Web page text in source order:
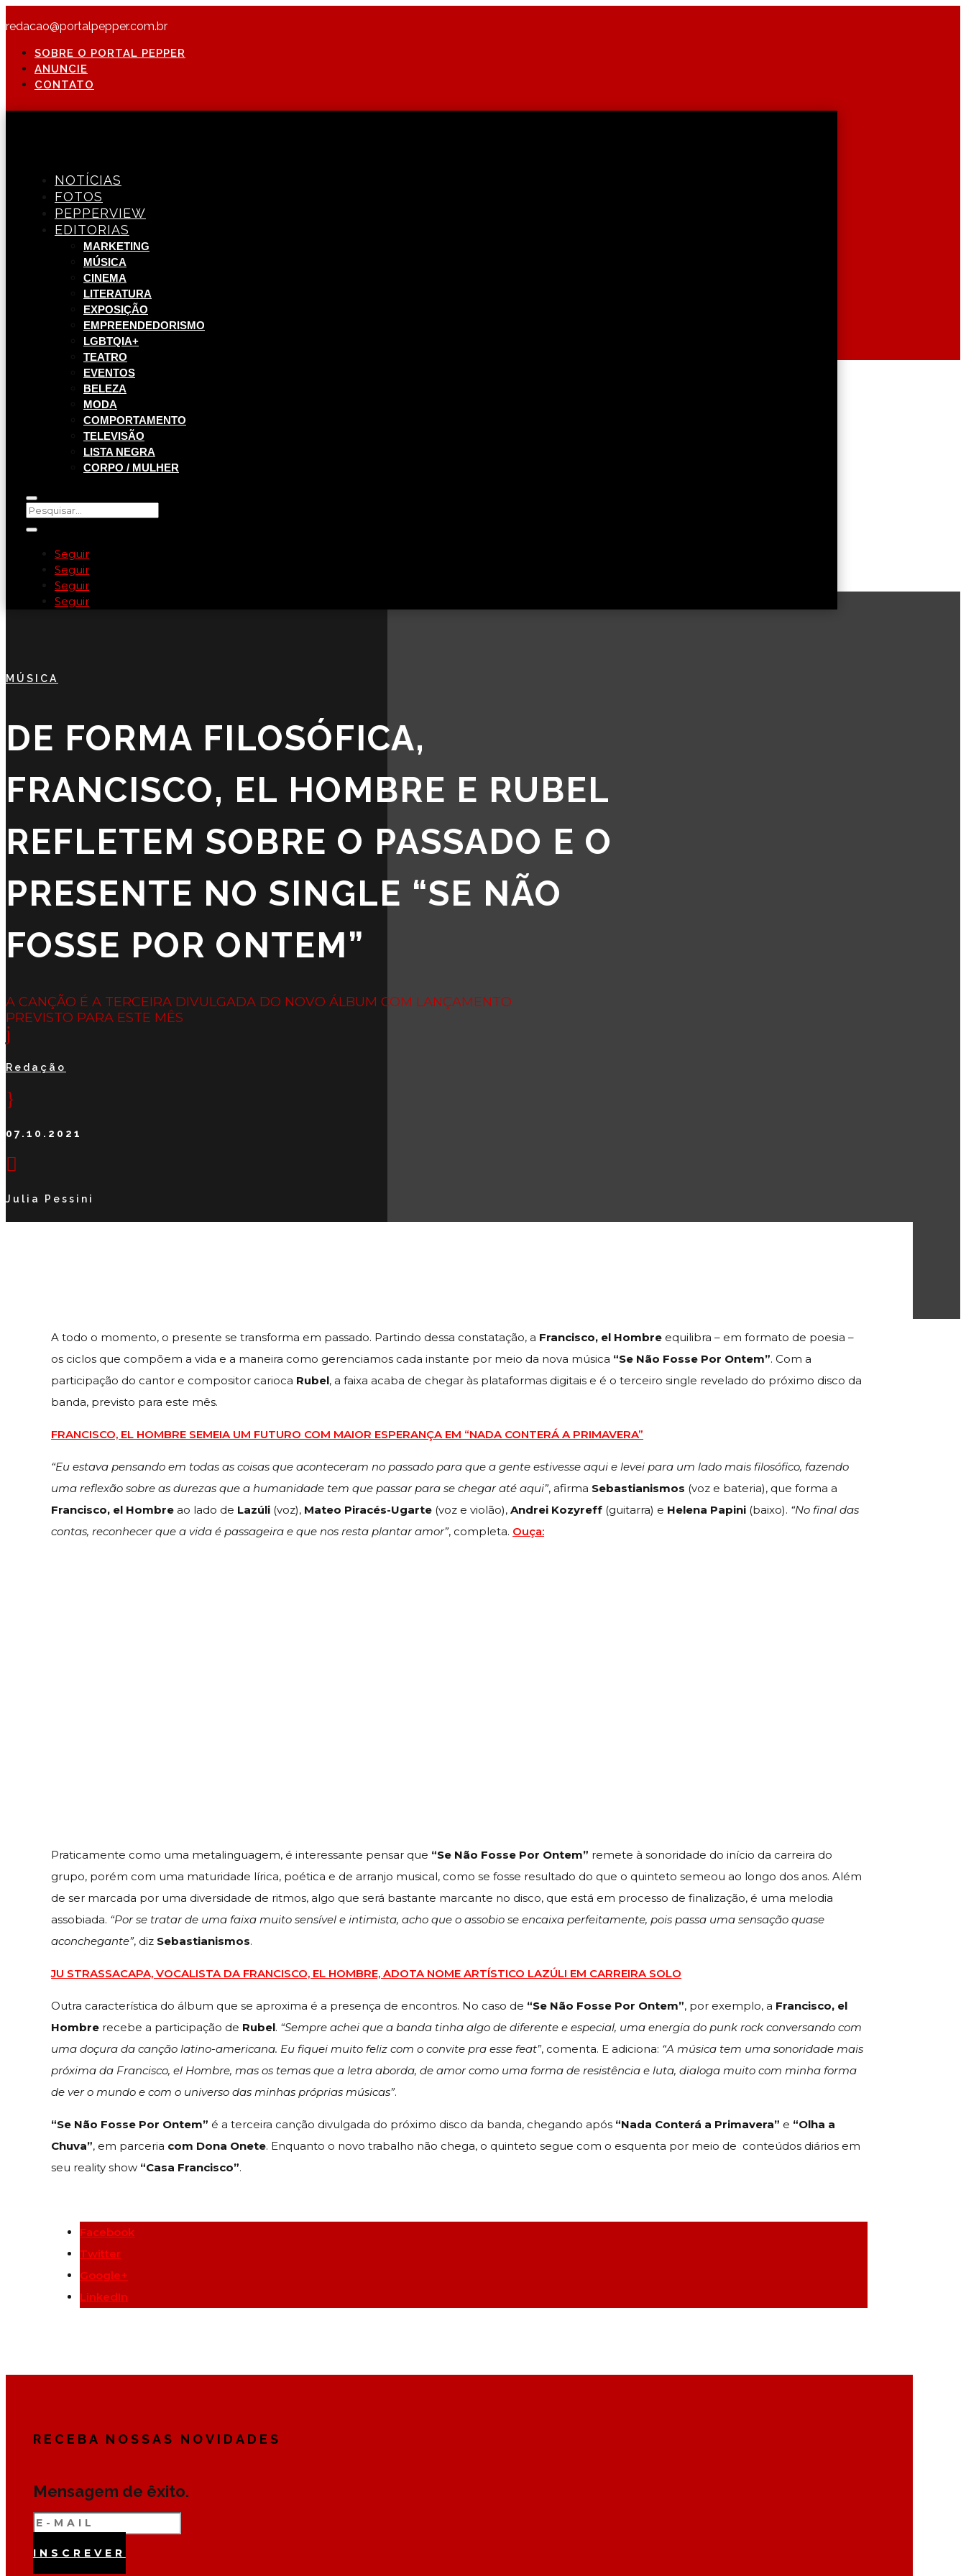
redacao@portalpepper.com.br
SOBRE O PORTAL PEPPER
ANUNCIE
CONTATO
NOTÍCIAS
FOTOS
PEPPERVIEW
EDITORIAS
MARKETING
MÚSICA
CINEMA
LITERATURA
EXPOSIÇÃO
EMPREENDEDORISMO
LGBTQIA+
TEATRO
EVENTOS
BELEZA
MODA
COMPORTAMENTO
TELEVISÃO
LISTA NEGRA
CORPO / MULHER
Seguir
Seguir
Seguir
Seguir
MÚSICA
DE FORMA FILOSÓFICA,
FRANCISCO, EL HOMBRE E RUBEL
REFLETEM SOBRE O PASSADO E O
PRESENTE NO SINGLE “SE NÃO
FOSSE POR ONTEM”
A CANÇÃO É A TERCEIRA DIVULGADA DO NOVO ÁLBUM COM LANÇAMENTO
PREVISTO PARA ESTE MÊS
j
Redação
}
07.10.2021

Julia Pessini
A todo o momento, o presente se transforma em passado. Partindo dessa constatação, a Francisco, el Hombre equilibra – em formato de poesia –
os ciclos que compõem a vida e a maneira como gerenciamos cada instante por meio da nova música “Se Não Fosse Por Ontem”. Com a
participação do cantor e compositor carioca Rubel, a faixa acaba de chegar às plataformas digitais e é o terceiro single revelado do próximo disco da
banda, previsto para este mês.
FRANCISCO, EL HOMBRE SEMEIA UM FUTURO COM MAIOR ESPERANÇA EM “NADA CONTERÁ A PRIMAVERA”
“Eu estava pensando em todas as coisas que aconteceram no passado para que a gente estivesse aqui e levei para um lado mais filosófico, fazendo
uma reflexão sobre as durezas que a humanidade tem que passar para se chegar até aqui”, afirma Sebastianismos (voz e bateria), que forma a
Francisco, el Hombre ao lado de Lazúli (voz), Mateo Piracés-Ugarte (voz e violão),Andrei Kozyreff (guitarra) e Helena Papini (baixo). “No final das
contas, reconhecer que a vida é passageira e que nos resta plantar amor”, completa. Ouça:
Praticamente como uma metalinguagem, é interessante pensar que “Se Não Fosse Por Ontem” remete à sonoridade do início da carreira do
grupo, porém com uma maturidade lírica, poética e de arranjo musical, como se fosse resultado do que o quinteto semeou ao longo dos anos. Além
de ser marcada por uma diversidade de ritmos, algo que será bastante marcante no disco, que está em processo de finalização, é uma melodia
assobiada. “Por se tratar de uma faixa muito sensível e intimista, acho que o assobio se encaixa perfeitamente, pois passa uma sensação quase
aconchegante”, diz Sebastianismos.
JU STRASSACAPA, VOCALISTA DA FRANCISCO, EL HOMBRE, ADOTA NOME ARTÍSTICO LAZÚLI EM CARREIRA SOLO
Outra característica do álbum que se aproxima é a presença de encontros. No caso de “Se Não Fosse Por Ontem”, por exemplo, a Francisco, el
Hombre recebe a participação de Rubel. “Sempre achei que a banda tinha algo de diferente e especial, uma energia do punk rock conversando com
uma doçura da canção latino-americana. Eu fiquei muito feliz com o convite pra esse feat”, comenta. E adiciona: “A música tem uma sonoridade mais
próxima da Francisco, el Hombre, mas os temas que a letra aborda, de amor como uma forma de resistência e luta, dialoga muito com minha forma
de ver o mundo e com o universo das minhas próprias músicas”.
“Se Não Fosse Por Ontem” é a terceira canção divulgada do próximo disco da banda, chegando após “Nada Conterá a Primavera” e “Olha a
Chuva”, em parceria com Dona Onete. Enquanto o novo trabalho não chega, o quinteto segue com o esquenta por meio de conteúdos diários em
seu reality show “Casa Francisco”.
Facebook
Twitter
Google+
LinkedIn
RECEBA NOSSAS NOVIDADES
Mensagem de êxito.
INSCREVER